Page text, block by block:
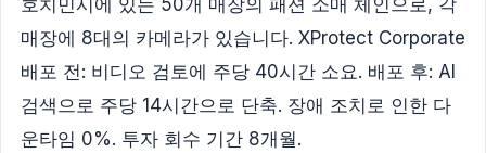
매장에 8대의 카메라가 있습니다. XProtect Corporate
배포 전: 비디오 검토에 주당 40시간 소요. 배포 후: AI
검색으로 주당 14시간으로 단축. 장애 조치로 인한 다
운타임 0%. 투자 회수 기간 8개월.